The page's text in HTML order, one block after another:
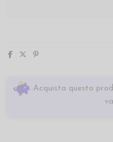
Acquista questo